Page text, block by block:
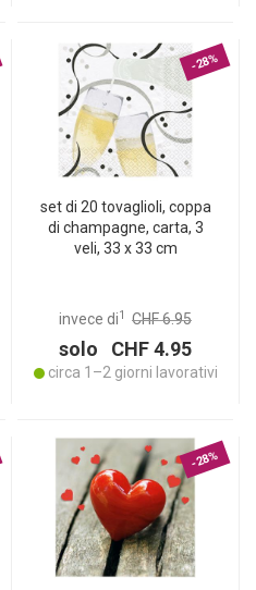
-28%
set di 20 tovaglioli, coppa
di champagne, carta, 3
veli, 33 x 33 cm
invece di1 CHF 6.95
solo CHF 4.95
circa 1–2 giorni lavorativi
-28%